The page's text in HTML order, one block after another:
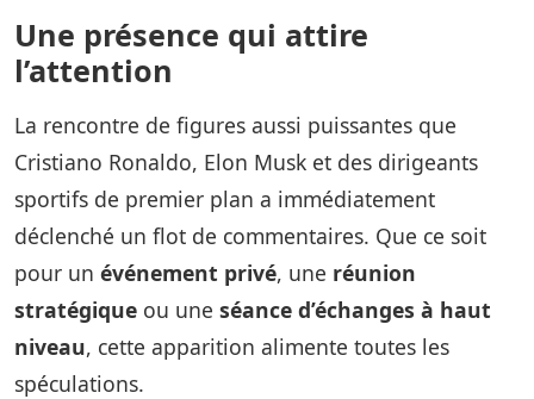
Une présence qui attire
l’attention
La rencontre de figures aussi puissantes que
Cristiano Ronaldo, Elon Musk et des dirigeants
sportifs de premier plan a immédiatement
déclenché un flot de commentaires. Que ce soit
pour un événement privé, une réunion
stratégique ou une séance d’échanges à haut
niveau, cette apparition alimente toutes les
spéculations.